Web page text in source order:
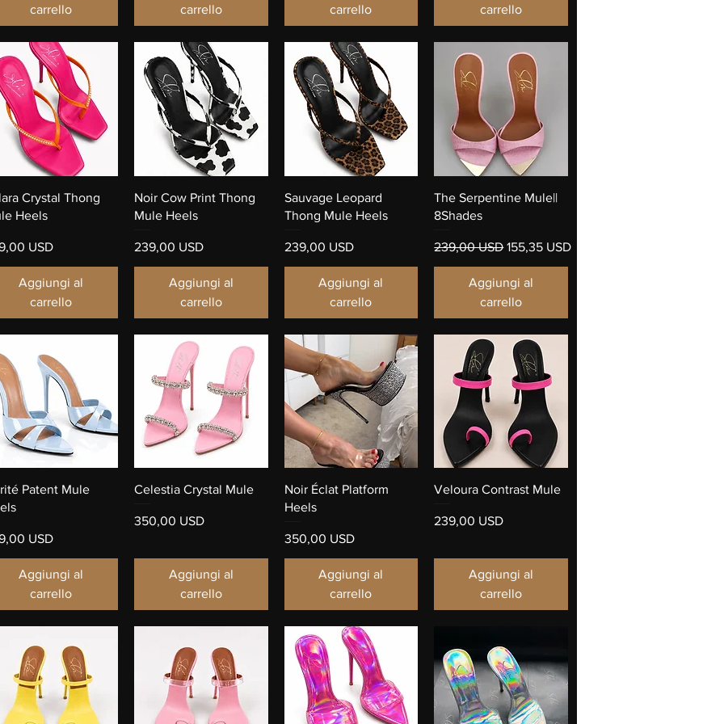
carrello
carrello
carrello
carrello
Vista rapida
Crystal Thong
Heels
USD
Aggiungi al
carrello
Vista rapida
Noir Cow Print Thong
Mule Heels
Prezzo
239,00 USD
Aggiungi al
carrello
Vista rapida
Sauvage Leopard
Thong Mule Heels
Prezzo
239,00 USD
Aggiungi al
carrello
Vista rapida
The Serpentine Mule||
8Shades
Prezzo regolare
239,00 USD Prezzo scontato
155,35 USD
Aggiungi al
carrello
Vista rapida
Patent Mule
USD
Aggiungi al
carrello
Vista rapida
Celestia Crystal Mule
Prezzo
350,00 USD
Aggiungi al
carrello
Vista rapida
Noir Éclat Platform
Heels
Prezzo
350,00 USD
Aggiungi al
carrello
Vista rapida
Veloura Contrast Mule
Prezzo
239,00 USD
Aggiungi al
carrello